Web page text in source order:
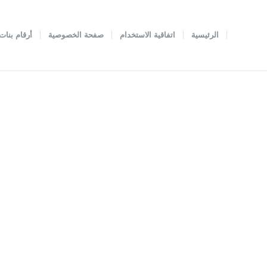
الرئيسية اتفاقية الاستخدام صفحة الخصوصية أرقام